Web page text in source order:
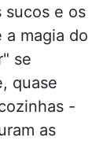
sucos e os
a magia do
se
quase
-
as